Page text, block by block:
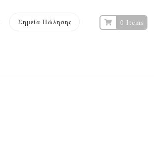
Σημεία Πώλησης 0 Items